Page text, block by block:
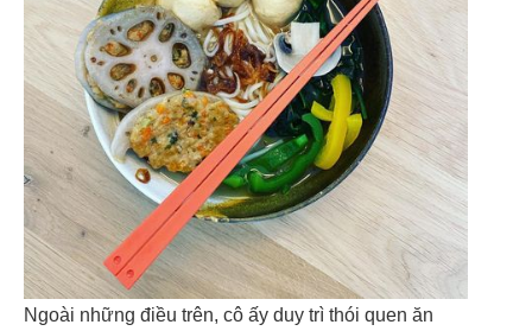
Ngoài những điều trên, cô ấy duy trì thói quen ăn